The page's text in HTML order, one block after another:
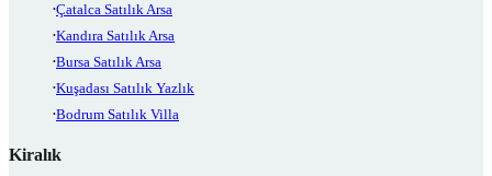
Çatalca Satılık Arsa
Kandıra Satılık Arsa
Bursa Satılık Arsa
Kuşadası Satılık Yazlık
Bodrum Satılık Villa
Kiralık